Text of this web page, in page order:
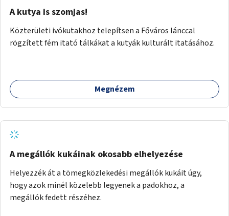
A kutya is szomjas!
Közterületi ivókutakhoz telepítsen a Főváros lánccal
rögzített fém itató tálkákat a kutyák kulturált itatásához.
Megnézem
A megállók kukáinak okosabb elhelyezése
Helyezzék át a tömegközlekedési megállók kukáit úgy,
hogy azok minél közelebb legyenek a padokhoz, a
megállók fedett részéhez.